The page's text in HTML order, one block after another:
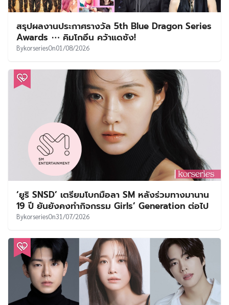
สรุปผลงานประกาศรางวัล 5th Blue Dragon Series
Awards ⋯ คิมโกอึน คว้าแดซัง!
BykorseriesOn01/08/2026
‘ยูริ SNSD’ เตรียมโบกมือลา SM หลังร่วมทางมานาน
19 ปี ยันยังคงทำกิจกรรม Girls’ Generation ต่อไป
BykorseriesOn31/07/2026